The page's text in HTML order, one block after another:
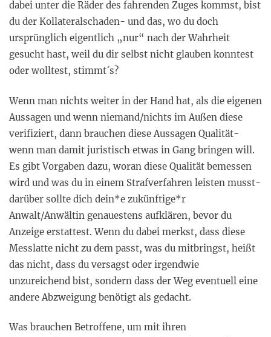
dabei unter die Räder des fahrenden Zuges kommst, bist
du der Kollateralschaden- und das, wo du doch
ursprünglich eigentlich „nur“ nach der Wahrheit
gesucht hast, weil du dir selbst nicht glauben konntest
oder wolltest, stimmt´s?
Wenn man nichts weiter in der Hand hat, als die eigenen
Aussagen und wenn niemand/nichts im Außen diese
verifiziert, dann brauchen diese Aussagen Qualität-
wenn man damit juristisch etwas in Gang bringen will.
Es gibt Vorgaben dazu, woran diese Qualität bemessen
wird und was du in einem Strafverfahren leisten musst-
darüber sollte dich dein*e zukünftige*r
Anwalt/Anwältin genauestens aufklären, bevor du
Anzeige erstattest. Wenn du dabei merkst, dass diese
Messlatte nicht zu dem passt, was du mitbringst, heißt
das nicht, dass du versagst oder irgendwie
unzureichend bist, sondern dass der Weg eventuell eine
andere Abzweigung benötigt als gedacht.
Was brauchen Betroffene, um mit ihren